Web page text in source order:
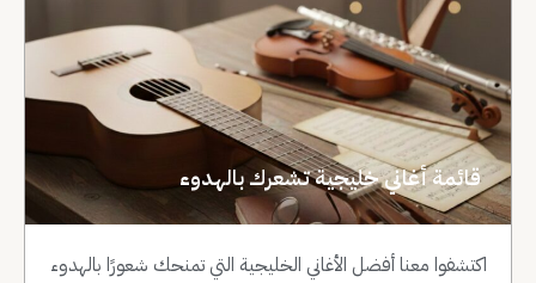
قائمة أغاني خليجية تشعرك بالهدوء
اكتشفوا معنا أفضل الأغاني الخليجية التي تمنحك شعورًا بالهدوء